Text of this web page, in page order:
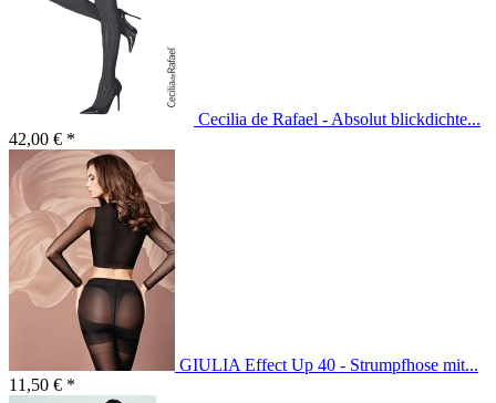
Cecilia de Rafael - Absolut blickdichte...
42,00 € *
GIULIA Effect Up 40 - Strumpfhose mit...
11,50 € *